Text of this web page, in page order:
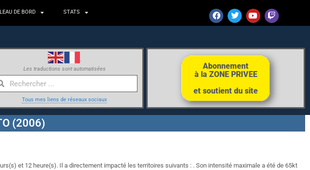
DE BORD STATS
Les traductions sont automatisées
Tous mes liens de réseaux sociaux
Abonnement
à la ZONE PRIVEE
et soutient du site
(2006)
et 12 heure(s). Il a directement impacté les territoires suivants : . Son intensité maximale a été de 65kt